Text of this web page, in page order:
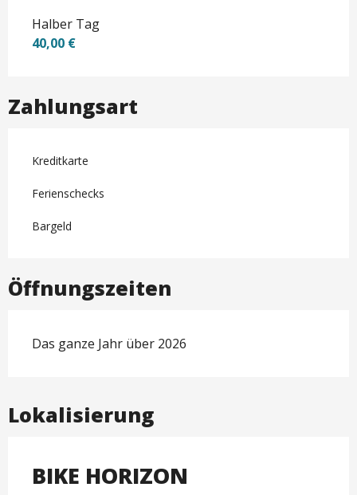
Halber Tag
40,00 €
Zahlungsart
Kreditkarte
Ferienschecks
Bargeld
Öffnungszeiten
Das ganze Jahr über 2026
Lokalisierung
BIKE HORIZON